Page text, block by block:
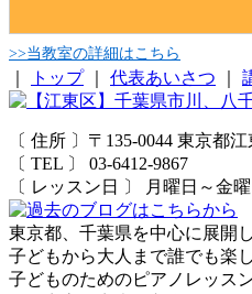
>>当教室の詳細はこちら
トップ｜ 代表あいさつ
〔 住所 〕〒135-0044 東京都
〔 TEL 〕 03-6412-9867
〔 レッスン日 〕 月曜日～金
東京都、千葉県を中心に展開
子どもから大人まで誰でも楽
子どものためのピアノレッス